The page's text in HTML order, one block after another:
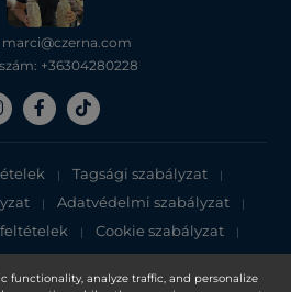
functionality, analyze traffic, and personalize
marci@czerna.com
+36304280228
| Tagsági szabályzat |
| Adatvédelmi szabályzat |
| Cookie szabályzat |
tájékoztató